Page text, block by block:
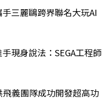
三麗鷗跨界聯名大玩AI
現身說法：SEGA工程師
義團隊成功開發超高功